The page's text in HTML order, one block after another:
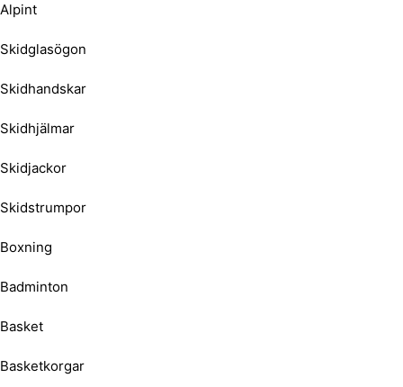
Alpint
Skidglasögon
Skidhandskar
Skidhjälmar
Skidjackor
Skidstrumpor
Boxning
Badminton
Basket
Basketkorgar